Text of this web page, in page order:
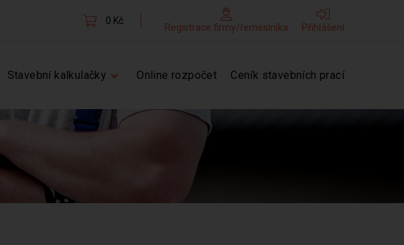
0 Kč
Registrace firmy/řemeslníka Přihlášení
Stavební kalkulačky Online rozpočet Ceník stavebních prací